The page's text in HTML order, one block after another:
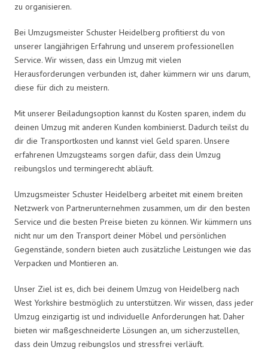
zu organisieren.
Bei Umzugsmeister Schuster Heidelberg profitierst du von
unserer langjährigen Erfahrung und unserem professionellen
Service. Wir wissen, dass ein Umzug mit vielen
Herausforderungen verbunden ist, daher kümmern wir uns darum,
diese für dich zu meistern.
Mit unserer Beiladungsoption kannst du Kosten sparen, indem du
deinen Umzug mit anderen Kunden kombinierst. Dadurch teilst du
dir die Transportkosten und kannst viel Geld sparen. Unsere
erfahrenen Umzugsteams sorgen dafür, dass dein Umzug
reibungslos und termingerecht abläuft.
Umzugsmeister Schuster Heidelberg arbeitet mit einem breiten
Netzwerk von Partnerunternehmen zusammen, um dir den besten
Service und die besten Preise bieten zu können. Wir kümmern uns
nicht nur um den Transport deiner Möbel und persönlichen
Gegenstände, sondern bieten auch zusätzliche Leistungen wie das
Verpacken und Montieren an.
Unser Ziel ist es, dich bei deinem Umzug von Heidelberg nach
West Yorkshire bestmöglich zu unterstützen. Wir wissen, dass jeder
Umzug einzigartig ist und individuelle Anforderungen hat. Daher
bieten wir maßgeschneiderte Lösungen an, um sicherzustellen,
dass dein Umzug reibungslos und stressfrei verläuft.